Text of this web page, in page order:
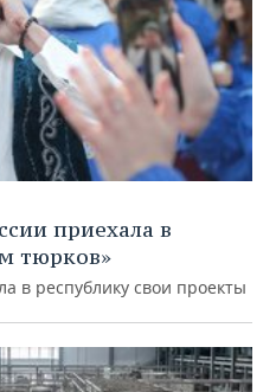
приехала в
тюрков»
в республику свои проекты